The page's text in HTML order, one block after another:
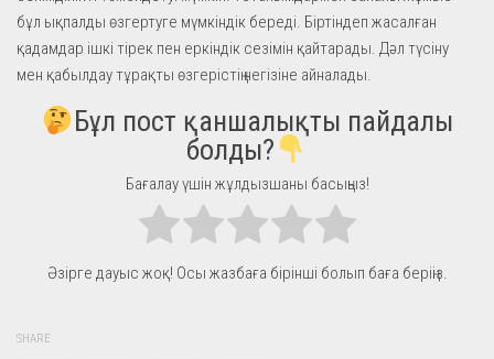
бұл ықпалды өзгертуге мүмкіндік береді. Біртіндеп жасалған
қадамдар ішкі тірек пен еркіндік сезімін қайтарады. Дәл түсіну
мен қабылдау тұрақты өзгерістің негізіне айналады.
Бұл пост қаншалықты пайдалы
болды?
Бағалау үшін жұлдызшаны басыңыз!
Әзірге дауыс жоқ! Осы жазбаға бірінші болып баға беріңіз.
SHARE